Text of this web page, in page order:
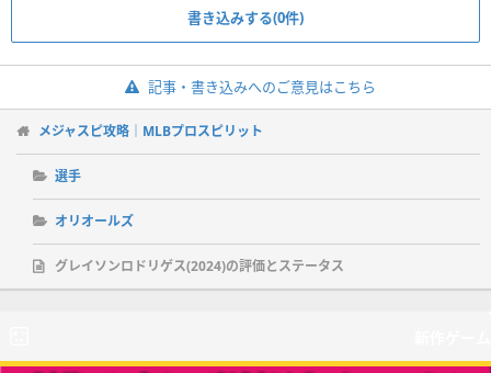
書き込みする(0件)
記事・書き込みへのご意見はこちら
メジャスピ攻略｜MLBプロスピリット
選手
オリオールズ
グレイソンロドリゲス(2024)の評価とステータス